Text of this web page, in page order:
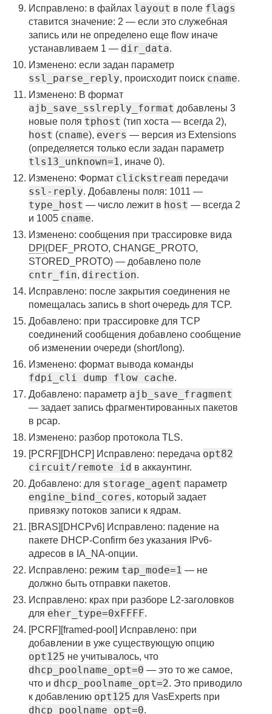
Исправлено: в файлах layout в поле flags
ставится значение: 2 — если это служебная
запись или не определено еще flow иначе
устанавливаем 1 — dir_data.
Изменено: если задан параметр
ssl_parse_reply, происходит поиск cname.
Изменено: В формат
ajb_save_sslreply_format добавлены 3
новые поля tphost (тип хоста — всегда 2),
host (cname), evers — версия из Extensions
(определяется только если задан параметр
tls13_unknown=1, иначе 0).
Изменено: Формат clickstream передачи
ssl-reply. Добавлены поля: 1011 —
type_host — число лежит в host — всегда 2
и 1005 cname.
Изменено: сообщения при трассировке вида
DPI (DEF_PROTO, CHANGE_PROTO,
STORED_PROTO) — добавлено поле
cntr_fin, direction.
Исправлено: после закрытия соединения не
помещалась запись в short очередь для TCP.
Добавлено: при трассировке для TCP
соединений сообщения добавлено сообщение
об изменении очереди (short/long).
Изменено: формат вывода команды
fdpi_cli dump flow cache.
Добавлено: параметр ajb_save_fragment
— задает запись фрагментированных пакетов
в pcap.
Изменено: разбор протокола TLS.
[PCRF][DHCP] Исправлено: передача opt82
circuit/remote id в аккаунтинг.
Добавлено: для storage_agent параметр
engine_bind_cores, который задает
привязку потоков записи к ядрам.
[BRAS][DHCPv6] Исправлено: падение на
пакете DHCP-Confirm без указания IPv6-
адресов в IA_NA-опции.
Исправлено: режим tap_mode=1 — не
должно быть отправки пакетов.
Исправлено: крах при разборе L2-заголовков
для eher_type=0xFFFF.
[PCRF][framed-pool] Исправлено: при
добавлении в уже существующую опцию
opt125 не учитывалось, что
dhcp_poolname_opt=0 — это то же самое,
что и dhcp_poolname_opt=2. Это приводило
к добавлению opt125 для VasExperts при
dhcp_poolname_opt=0.